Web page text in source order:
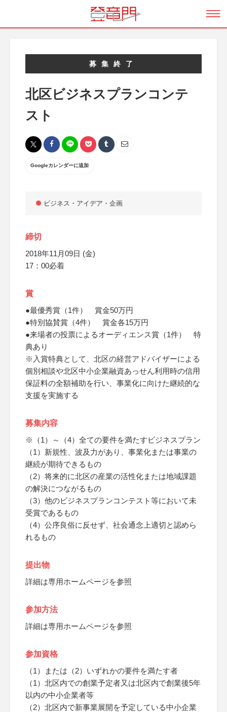
募集終了
北区ビジネスプランコンテ
スト
Googleカレンダーに追加
ビジネス・アイデア・企画
締切
2018年11月09日 (金)
17：00必着
賞
●最優秀賞（1件） 賞金50万円
●特別協賛賞（4件） 賞金各15万円
●来場者の投票によるオーディエンス賞（1件） 特
典あり
※入賞特典として、北区の経営アドバイザーによる
個別相談や北区中小企業融資あっせん利用時の信用
保証料の全額補助を行い、事業化に向けた継続的な
支援を実施する
募集内容
※（1）～（4）全ての要件を満たすビジネスプラン
（1）新規性、波及力があり、事業化または事業の
継続が期待できるもの
（2）将来的に北区の産業の活性化または地域課題
の解決につながるもの
（3）他のビジネスプランコンテスト等において未
受賞であるもの
（4）公序良俗に反せず、社会通念上適切と認めら
れるもの
提出物
詳細は専用ホームページを参照
参加方法
詳細は専用ホームページを参照
参加資格
（1）または（2）いずれかの要件を満たす者
（1）北区内での創業予定者又は北区内で創業後5年
以内の中小企業者等
（2）北区内で新事業展開を予定している中小企業